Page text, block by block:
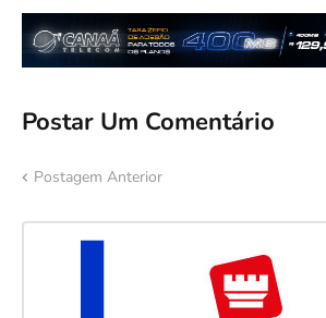
Postar Um Comentário
Postagem Anterior